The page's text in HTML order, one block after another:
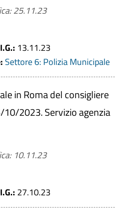
25.11.23
13.11.23
Settore 6: Polizia Municipale
in Roma del consigliere
2023. Servizio agenzia
10.11.23
27.10.23